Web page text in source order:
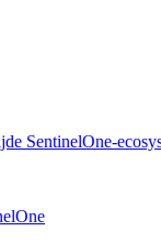
SentinelOne-